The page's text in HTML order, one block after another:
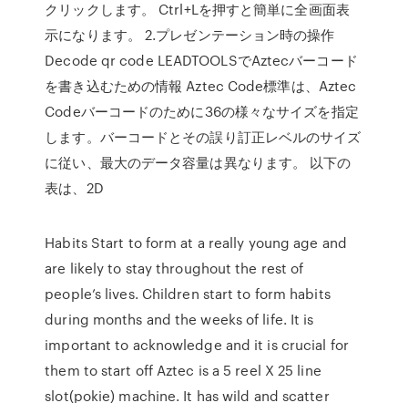
クリックします。 Ctrl+Lを押すと簡単に全画面表
示になります。 2.プレゼンテーション時の操作
Decode qr code LEADTOOLSでAztecバーコード
を書き込むための情報 Aztec Code標準は、Aztec
Codeバーコードのために36の様々なサイズを指定
します。バーコードとその誤り訂正レベルのサイズ
に従い、最大のデータ容量は異なります。 以下の
表は、2D
Habits Start to form at a really young age and
are likely to stay throughout the rest of
people’s lives. Children start to form habits
during months and the weeks of life. It is
important to acknowledge and it is crucial for
them to start off Aztec is a 5 reel X 25 line
slot(pokie) machine. It has wild and scatter